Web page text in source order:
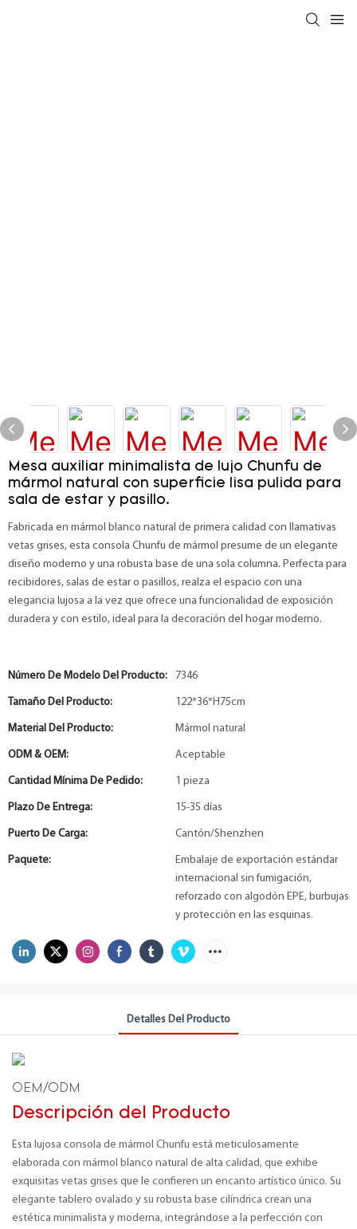
Mesa auxiliar minimalista de lujo Chunfu de
mármol natural con superficie lisa pulida para
sala de estar y pasillo.
Fabricada en mármol blanco natural de primera calidad con llamativas
vetas grises, esta consola Chunfu de mármol presume de un elegante
diseño moderno y una robusta base de una sola columna. Perfecta para
recibidores, salas de estar o pasillos, realza el espacio con una
elegancia lujosa a la vez que ofrece una funcionalidad de exposición
duradera y con estilo, ideal para la decoración del hogar moderno.
Número De Modelo Del Producto: 7346
Tamaño Del Producto: 122*36*H75cm
Material Del Producto: Mármol natural
ODM & OEM: Aceptable
Cantidad Mínima De Pedido: 1 pieza
Plazo De Entrega: 15-35 días
Puerto De Carga: Cantón/Shenzhen
Paquete:
Embalaje de exportación estándar
internacional sin fumigación,
reforzado con algodón EPE, burbujas
y protección en las esquinas.
Detalles Del Producto
OEM/ODM
Descripción del Producto
Esta lujosa consola de mármol Chunfu está meticulosamente
elaborada con mármol blanco natural de alta calidad, que exhibe
exquisitas vetas grises que le confieren un encanto artístico único. Su
elegante tablero ovalado y su robusta base cilíndrica crean una
estética minimalista y moderna, integrándose a la perfección con